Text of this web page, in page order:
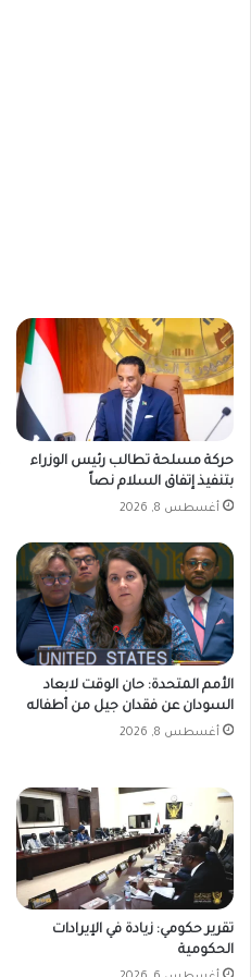
حركة مسلحة تطالب رئيس الوزراء
بتنفيذ إتفاق السلام نصاً
أغسطس 8, 2026
الأمم المتحدة: حان الوقت لابعاد
السودان عن فقدان جيل من أطفاله
أغسطس 8, 2026
تقرير حكومي: زيادة في الإيرادات
الحكومية